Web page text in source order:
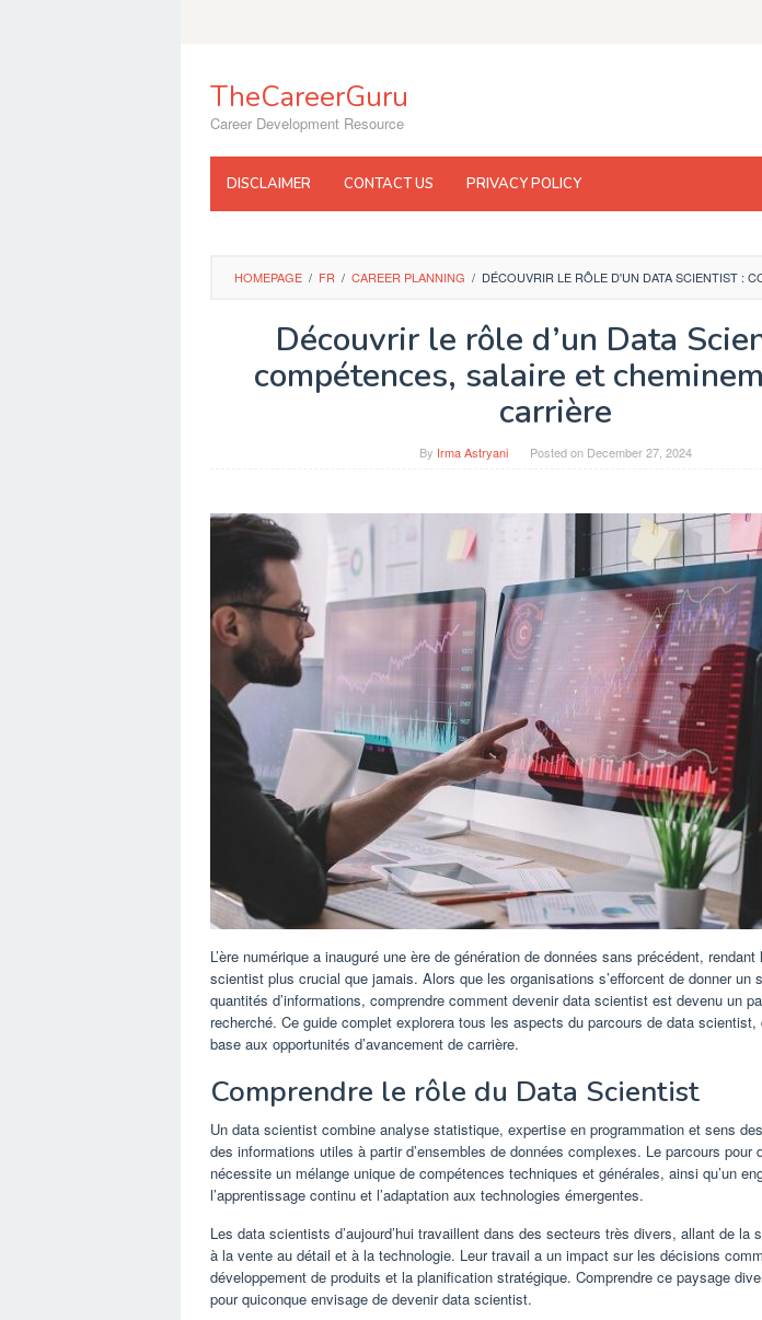
TheCareerGuru
Career Development Resource
DISCLAIMER CONTACT US PRIVACY POLICY
HOMEPAGE / FR / CAREER PLANNING / DÉCOUVRIR LE RÔLE D'UN DATA SCIENTIST :
Découvrir le rôle d’un Data
compétences, salaire et
carrière
By Irma Astryani Posted on December 27, 2024
L’ère numérique a inauguré une ère de génération de données sans précédent,
scientist plus crucial que jamais. Alors que les organisations s’efforcent de donner un
quantités d’informations, comprendre comment devenir data scientist est devenu un
recherché. Ce guide complet explorera tous les aspects du parcours de data
base aux opportunités d’avancement de carrière.
Comprendre le rôle du Data Scientist
Un data scientist combine analyse statistique, expertise en programmation et sens
des informations utiles à partir d’ensembles de données complexes. Le parcours pour
nécessite un mélange unique de compétences techniques et générales, ainsi qu’un
l’apprentissage continu et l’adaptation aux technologies émergentes.
Les data scientists d’aujourd’hui travaillent dans des secteurs très divers, allant de la
à la vente au détail et à la technologie. Leur travail a un impact sur les décisions
développement de produits et la planification stratégique. Comprendre ce paysage
pour quiconque envisage de devenir data scientist.